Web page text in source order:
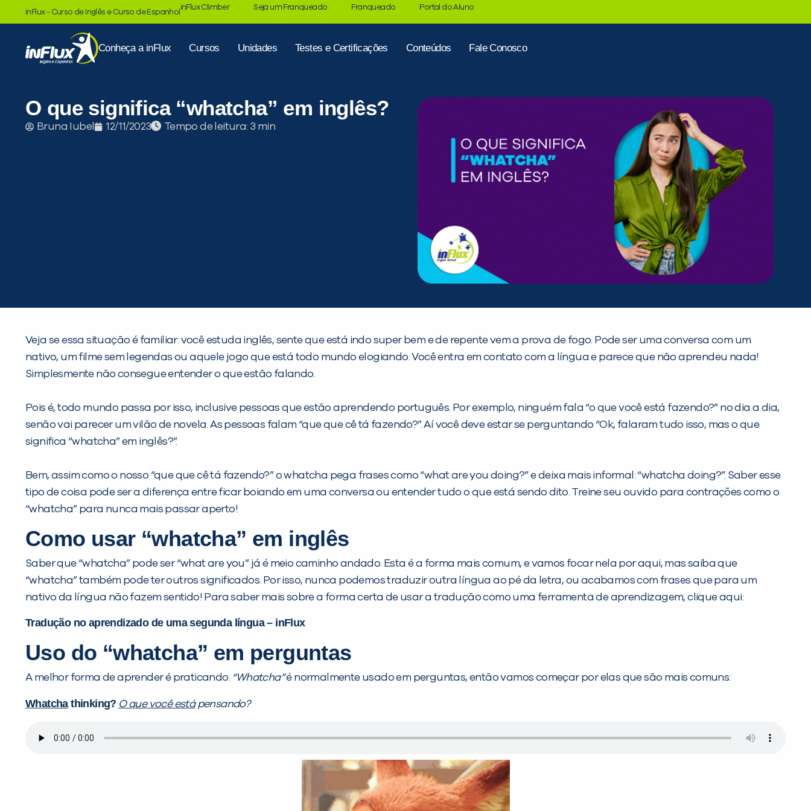
inFlux - Curso de Inglês e Curso de Espanhol
inFlux Climber Seja um Franqueado Franqueado Portal do Aluno
Conheça a inFlux Cursos Unidades Testes e Certificações Conteúdos Fale Conosco
O que significa “whatcha” em inglês?
Bruna Iubel 12/11/2023 Tempo de leitura:
Veja se essa situação é familiar: você estuda inglês, sente que está indo super bem e de repente vem a prova de fogo. Pode ser uma conversa com um
nativo, um filme sem legendas ou aquele jogo que está todo mundo elogiando. Você entra em contato com a língua e parece que não aprendeu nada!
Simplesmente não consegue entender o que estão falando.
Pois é, todo mundo passa por isso, inclusive pessoas que estão aprendendo português. Por exemplo, ninguém fala “o que você está fazendo?” no dia a dia,
senão vai parecer um vilão de novela. As pessoas falam “que que cê tá fazendo?”. Aí você deve estar se perguntando “Ok, falaram tudo isso, mas o que
significa “whatcha” em inglês?”.
Bem, assim como o nosso “que que cê tá fazendo?” o whatcha pega frases como “what are you doing?” e deixa mais informal: “whatcha doing?”. Saber esse
tipo de coisa pode ser a diferença entre ficar boiando em uma conversa ou entender tudo o que está sendo dito. Treine seu ouvido para contrações como o
“whatcha” para nunca mais passar aperto!
Como usar “whatcha” em inglês
Saber que “whatcha” pode ser “what are you” já é meio caminho andado. Esta é a forma mais comum, e vamos focar nela por aqui, mas saiba que
“whatcha” também pode ter outros significados. Por isso, nunca podemos traduzir outra língua ao pé da letra, ou acabamos com frases que para um
nativo da língua não fazem sentido! Para saber mais sobre a forma certa de usar a tradução como uma ferramenta de aprendizagem, clique aqui:
Tradução no aprendizado de uma segunda língua – inFlux
Uso do “whatcha” em perguntas
A melhor forma de aprender é praticando. “Whatcha”é normalmente usado em perguntas, então vamos começar por elas que são mais comuns:
Whatchathinking? O que vocêestápensando?